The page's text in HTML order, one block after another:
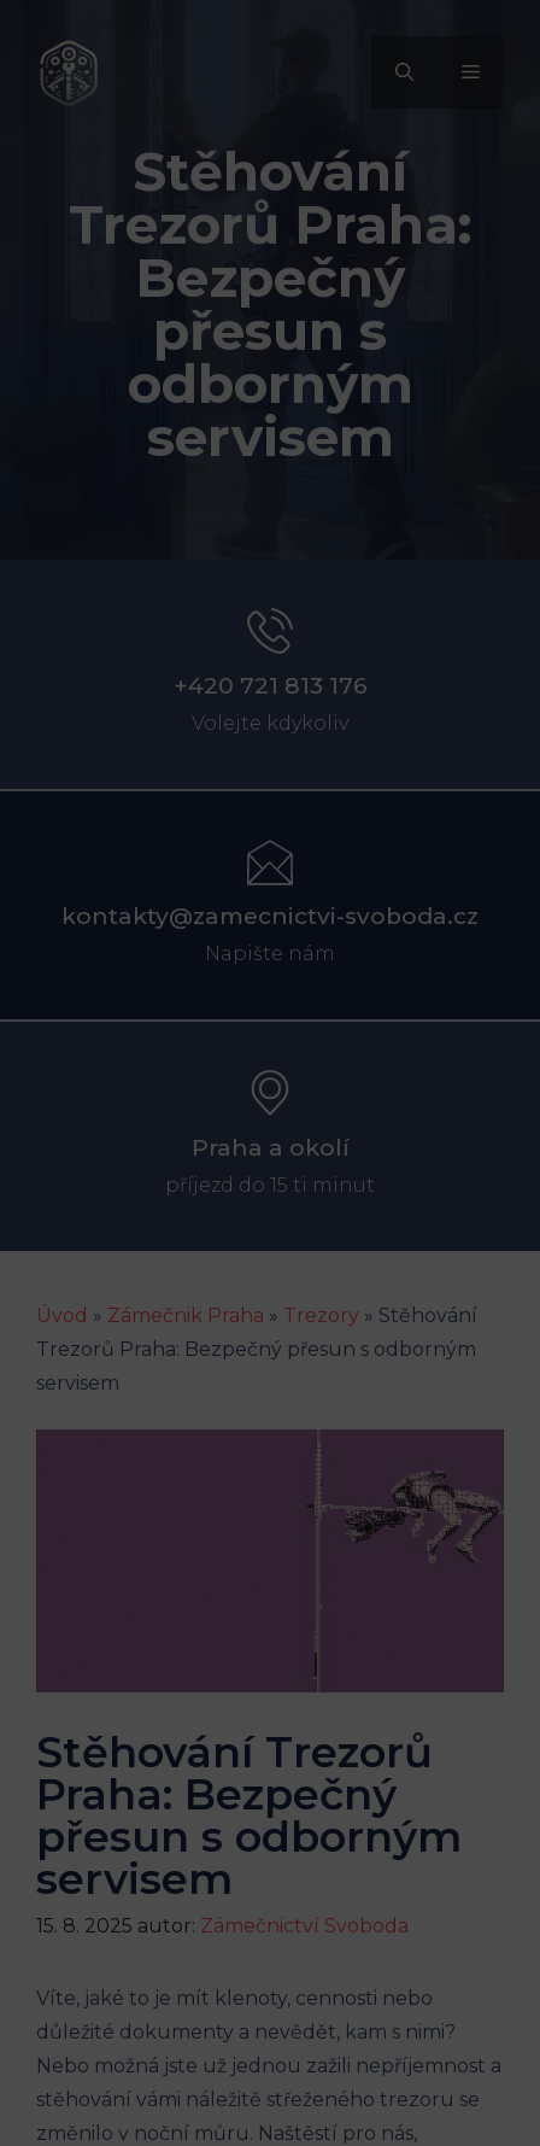
obsah
MENU
Stěhování
Trezorů Praha:
Bezpečný
přesun s
odborným
servisem
+420 721 813 176
Volejte kdykoliv
kontakty@zamecnictvi-svoboda.cz
Napište nám
Praha a okolí
příjezd do 15 ti minut
Úvod » Zámečnik Praha » Trezory » Stěhování
Trezorů Praha: Bezpečný přesun s odborným
servisem
Stěhování Trezorů
Praha: Bezpečný
přesun s odborným
servisem
15. 8. 2025 autor: Zámečnictví Svoboda
Víte, jaké to je mít klenoty, cennosti nebo
důležité dokumenty a nevědět, kam s nimi?
Nebo možná jste už jednou zažili nepříjemnost a
stěhování vámi náležitě střeženého trezoru se
změnilo v noční můru. Naštěstí pro nás,